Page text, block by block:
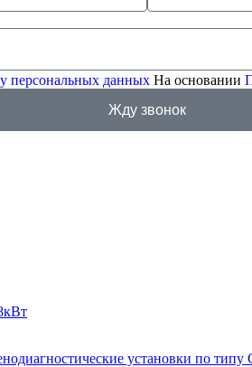
персональных данных На основании
Жду звонок
установки по типу